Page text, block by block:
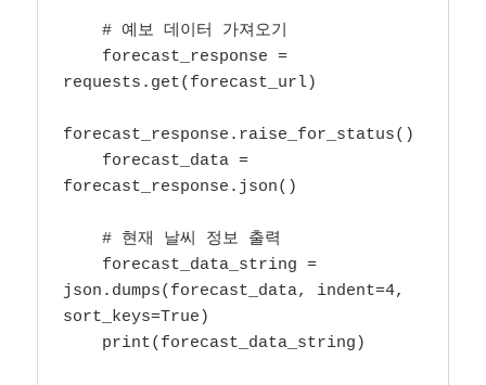
requests.get(forecast_url)
forecast_response.raise_for_status()
forecast_response.json()
json.dumps(forecast_data, indent=4,
sort_keys=True)